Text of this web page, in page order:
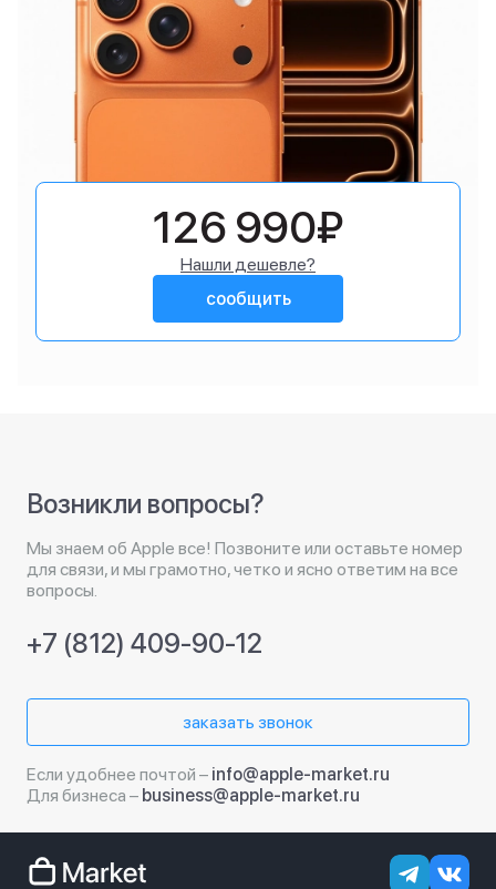
126 990₽
Нашли дешевле?
сообщить
Возникли вопросы?
Мы знаем об Apple все! Позвоните или оставьте номер
для связи, и мы грамотно, четко и ясно ответим на все
вопросы.
+7 (812) 409-90-12
заказать звонок
Если удобнее почтой – info@apple-market.ru
Для бизнеса – business@apple-market.ru